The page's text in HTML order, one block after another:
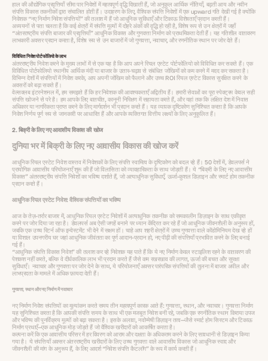
हाल की औद्योगिक प्रवृत्तियाँ सीमा पार निवेशों में महत्वपूर्ण वृद्धि दिखाती हैं, जो अनुकूल आर्थिक नीतियाँ, बढ़ती आय और नवीन
संपत्ति विकास तकनीकों द्वारा संचालित होती हैं। उदाहरण के लिए, वैश्विक संपत्ति निवेशों में एक upward गति देखी गई है क्योंकि
निवेशक “नए निर्माण निवेश संपत्तियों” की तलाश में हैं जो आधुनिक सुविधाएँ और टिकाऊ विशेषताएँ प्रदान करती हैं।
अध्ययनों से पता चलता है कि कई क्षेत्रों में संपत्ति मूल्यों में दोहरे अंकों की वृद्धि हो रही है, विशेष रूप से उन क्षेत्रों में जहाँ
“अंतरराष्ट्रीय संपत्ति बाजार की प्रवृत्तियाँ” आधुनिक विकास और गुणवत्ता निर्माण को प्राथमिकता देती हैं। यह गतिशील वातावरण
लाभकारी अवसर प्रदान करता है, विशेष रूप से उन बाजारों में जो गुणवत्ता, नवाचार, और रणनीतिक स्थान पर जोर देते हैं।
विविधित निवेश पोर्टफोलियो के लाभ
अंतरराष्ट्रीय निवेश करने के मुख्य लाभों में से एक यह है कि आप अपने रियल एस्टेट पोर्टफोलियो को विविधित कर सकते हैं। एक
विविधित पोर्टफोलियो स्थानीय आर्थिक मंदी या बाजार के उतार-चढ़ाव से संबंधित जोखिमों को कम करने में मदद कर सकता है।
विभिन्न देशों में संपत्तियों में निवेश करके, आप अपनी जोखिम को फैलाने और उच्च ROI रियल एस्टेट विकास सुरक्षित करने के
अवसरों को बढ़ा सकते हैं।
वेल्सक्लब इंटरनेशनल में, हम समझते हैं कि हर निवेशक की आवश्यकताएँ अद्वितीय हैं। हमारी सेवाओं का पूरा स्पेक्ट्रम केवल सही
संपत्ति खोजने से परे है। हम आपके लिए बातचीत, कानूनी निरिक्षण में सहायता करते हैं, और यहां तक कि लक्षित देश में निवास
अधिकार या नागरिकता प्राप्त करने के लिए मार्गदर्शन भी प्रदान करते हैं। यह व्यापक दृष्टिकोण सुनिश्चित करता है कि आपके
निवेश निर्णय पूर्ण रूप से जानकारी पर आधारित हैं और आपके व्यक्तिगत वित्तीय लक्ष्यों के लिए अनुकूलित हैं।
2. बिक्री के लिए नए आवासीय विकास की खोज
दुनिया भर में बिक्री के लिए नए आवासीय विकास की खोज करें
आधुनिक रियल एस्टेट निवेश वास्तव में निवेशकों के लिए संपत्ति स्वामित्व के दृष्टिकोण को बदल रहे हैं। 50 देशों में, डेवलपर्स ने
प्रायोगिक आवासीय परियोजनाएँ शुरू की हैं जो विलासिता को व्यावहारिकता के साथ जोड़ती हैं। ये “बिक्री के लिए नए आवासीय
विकास” अंतरराष्ट्रीय संपत्ति निवेशों का भविष्य दर्शाते हैं, जो अत्याधुनिक सुविधाएँ, ऊर्जा-कुशल डिज़ाइन और स्मार्ट होम तकनीक
प्रदान करते हैं।
आधुनिक रियल एस्टेट निवेश: वैश्विक संपत्तियों का भविष्य
आज के तेज़-तर्रार बाजार में, आधुनिक रियल एस्टेट निवेशों में अत्याधुनिक तकनीक को समकालीन डिज़ाइन के साथ एकीकृत
करने पर जोर दिया जा रहा है। डेवलपर्स अब ऐसी जगहें बनाने पर ध्यान केंद्रित कर रहे हैं जो आधुनिक जीवनशैली के अनुरूप हों,
जबकि एक उच्च रिटर्न ऑफ इन्वेस्टमेंट भी देने में सक्षम हों। चाहे आप शहरी क्षेत्रों में उच्च गुणवत्ता वाले कोंडोमिनियम देख रहे हों
या विशाल उपनगरीय घर जहां आधुनिक जीवंतता का पूर्ण आदान-प्रदान हो, नए पीढ़ी की संपत्तियाँ प्रभावित करने के लिए बनाई
गई हैं।
“आधुनिक संपत्ति विकास निवेश” की तलाश कर रहे निवेशक यह पाते हैं कि ये नए निर्माण केवल स्टाइलिश रहने के वातावरण की
पेशकश नहीं करते, बल्कि वे दीर्घकालिक लाभ भी प्रदान करते हैं जैसे कम रखरखाव की लागत, ऊर्जा की बचत और सुरक्षा
सुविधाएँ। नवाचार और गुणवत्ता पर जोर देने के साथ, ये परियोजनाएँ अक्सर पारंपरिक संपत्तियों की तुलना में बाजार अपील और
लाभप्रदता के मामले में अधिक फ़ायदा देती हैं।
गुणवत्ता, स्थान और नए निर्माण में नवाचार
नए निर्माण निवेश संपत्तियों का मूल्यांकन करते समय तीन महत्वपूर्ण कारक आते हैं: गुणवत्ता, स्थान, और नवाचार। गुणवत्ता निर्माण
यह सुनिश्चित करता है कि आपकी संपत्ति समय के साथ भी एक मजबूत निवेश बनी रहे, जबकि एक रणनीतिक स्थान किराया उपज
और भविष्य की पुनर्विक्रय मूल्यों को बढ़ा सकता है। इसके अलावा, नवोन्मेषी डिज़ाइन तत्व—जैसे स्मार्ट होम सिस्टम और टिकाऊ
निर्माण प्रथाएँ—एक आधुनिक मोड़ जोड़ते हैं जो वैश्विक खरीदारों को आकर्षित करता है।
कल्पना करें कि एक आवासीय परिसर में हर विवरण को आराम और दक्षता के अधिकतम करने के लिए सावधानी से डिज़ाइन किया
गया है। ये संपत्तियाँ अक्सर अंतरराष्ट्रीय खरीदारों के लिए उच्च गुणवत्ता वाले आवासीय विकास जो आधुनिक स्वाद और
जीवनशैली की मांग के अनुरूप हैं, के लिए आदर्श “निवेश संपत्ति कैटलॉग” के रूप में कार्य करती हैं।